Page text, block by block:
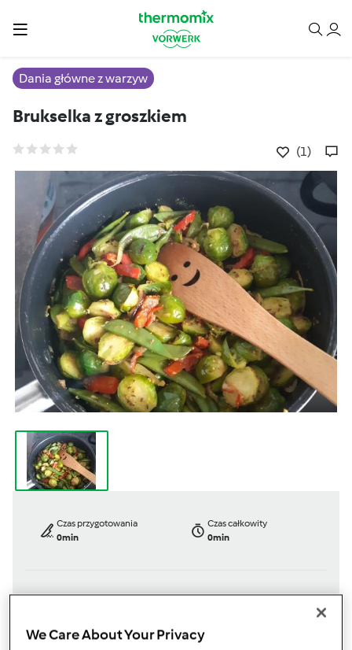
Dania główne z warzyw
Brukselka z groszkiem
(1)
Czas przygotowania
0min
Czas całkowity
0min
We Care About Your Privacy